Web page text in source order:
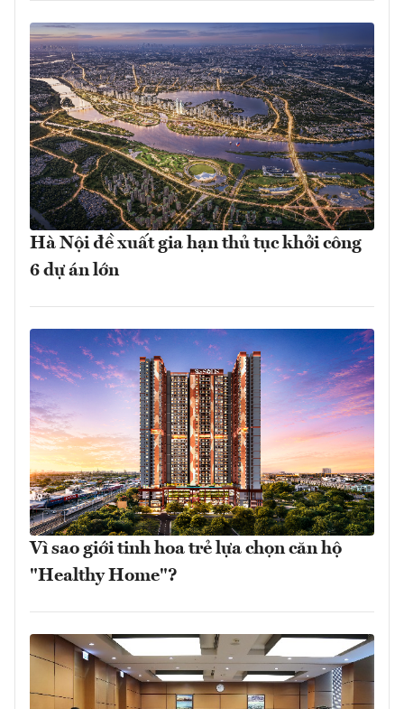
Hà Nội đề xuất gia hạn thủ tục khởi công
6 dự án lớn
Vì sao giới tinh hoa trẻ lựa chọn căn hộ
"Healthy Home"?